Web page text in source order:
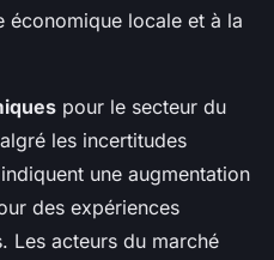
économique locale et à la
pour le secteur du
les incertitudes
une augmentation
des expériences
Les acteurs du marché